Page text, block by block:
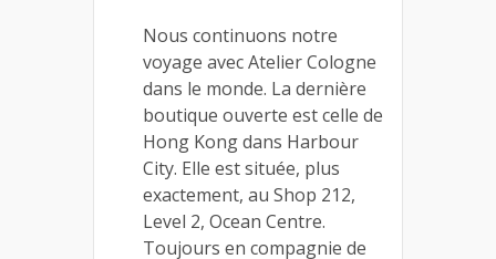
Nous continuons notre
voyage avec Atelier Cologne
dans le monde. La dernière
boutique ouverte est celle de
Hong Kong dans Harbour
City. Elle est située, plus
exactement, au Shop 212,
Level 2, Ocean Centre.
Toujours en compagnie de